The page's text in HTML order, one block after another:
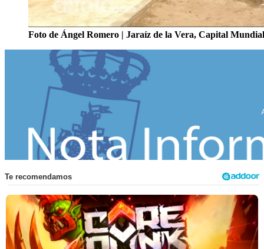
Foto de Ángel Romero | Jaraíz de la Vera, Capital